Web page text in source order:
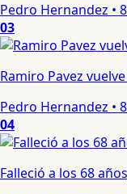
Pedro Hernandez •
03
Ramiro Pavez
Pedro Hernandez •
04
Falleció a los 68